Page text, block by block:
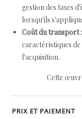
gestion des taxes
lorsqu'ils
Coût du transport :
caractéristiques
l'acquisition.
Cette
PRIX ET PAIEMENT